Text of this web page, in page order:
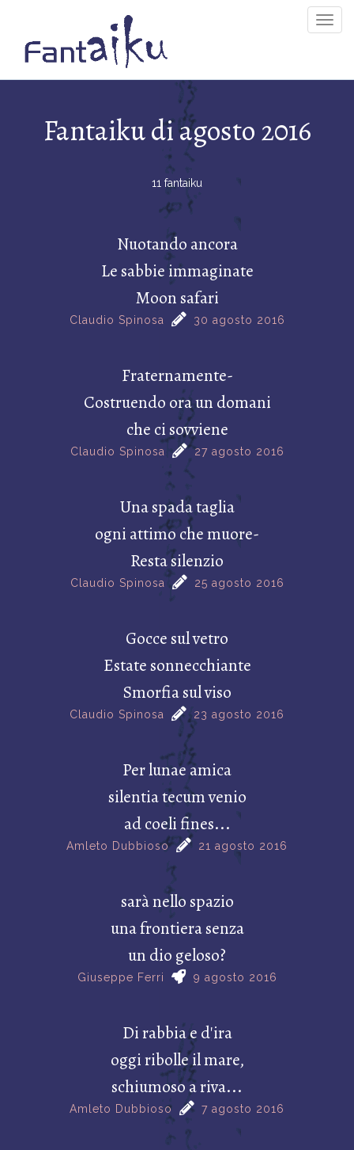
Fantaiku di agosto 2016
11 fantaiku
Nuotando ancora
Le sabbie immaginate
Moon safari
Claudio Spinosa 30 agosto 2016
Fraternamente-
Costruendo ora un domani
che ci sovviene
Claudio Spinosa 27 agosto 2016
Una spada taglia
ogni attimo che muore-
Resta silenzio
Claudio Spinosa 25 agosto 2016
Gocce sul vetro
Estate sonnecchiante
Smorfia sul viso
Claudio Spinosa 23 agosto 2016
Per lunae amica
silentia tecum venio
ad coeli fines...
Amleto Dubbioso 21 agosto 2016
sarà nello spazio
una frontiera senza
un dio geloso?
Giuseppe Ferri 9 agosto 2016
Di rabbia e d'ira
oggi ribolle il mare,
schiumoso a riva...
Amleto Dubbioso 7 agosto 2016